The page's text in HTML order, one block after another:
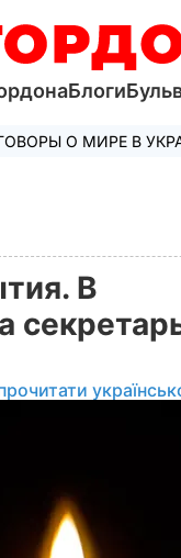
Блоги
О МИРЕ В
В